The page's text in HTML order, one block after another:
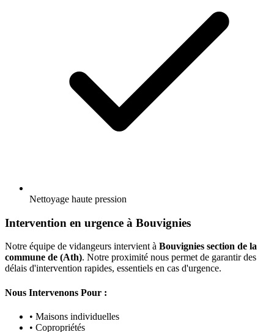
Nettoyage haute pression
Intervention en urgence à Bouvignies
Notre équipe de vidangeurs intervient à Bouvignies section de la
commune de (Ath). Notre proximité nous permet de garantir des
délais d'intervention rapides, essentiels en cas d'urgence.
Nous Intervenons Pour :
• Maisons individuelles
• Copropriétés